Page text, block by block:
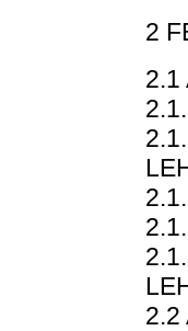
2
2.1
2.2